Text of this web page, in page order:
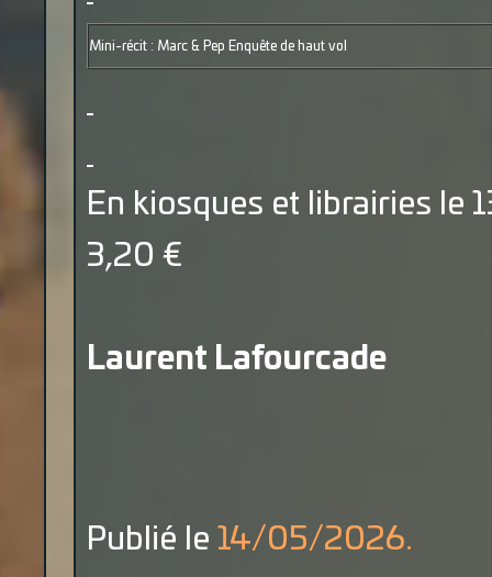
Mini-récit : Marc & Pep Enquête de haut vol
En kiosques et librairies le
3,20 €
Laurent Lafourcade
Publié le 14/05/2026.